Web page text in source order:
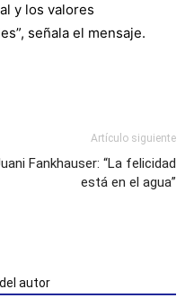
y los valores
señala el mensaje.
Artículo siguiente
Fankhauser: “La felicidad
está en el agua”
autor